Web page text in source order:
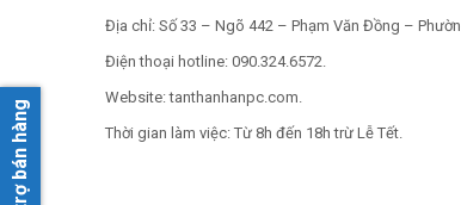
Địa chỉ: Số 33 – Ngõ 442 – Phạm Văn Đồng –
Điện thoại hotline: 090.324.6572.
Website: tanthanhanpc.com.
Thời gian làm việc: Từ 8h đến 18h trừ Lễ Tết.
Hỗ trợ bán hàng